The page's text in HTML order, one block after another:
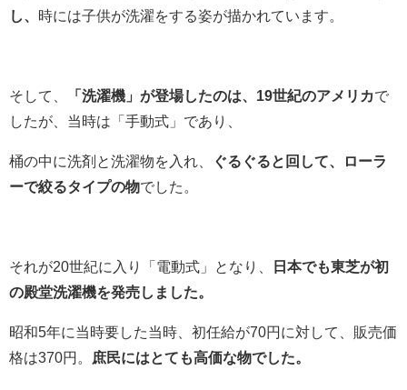
し、 時には子供が洗濯をする姿が描かれています。
そして、 「洗濯機」が登場したのは、19世紀のアメリカで
したが、当時は「手動式」であり、
桶の中に洗剤と洗濯物を入れ、
ぐるぐると回して、ローラ
ーで絞るタイプの物でした。
それが20世紀に入り「電動式」となり、
日本でも東芝が初
の殿堂洗濯機を発売しました。
昭和5年に当時要した当時、初任給が70円に対して、販売価
格は370円。
庶民にはとても高価な物でした。